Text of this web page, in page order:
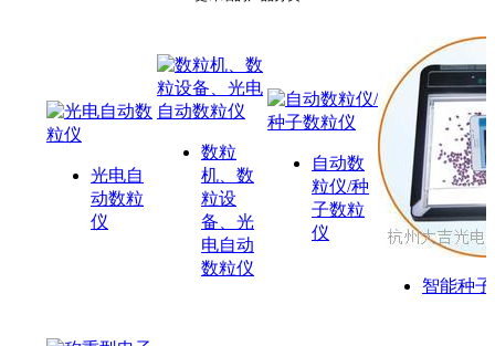
光电自
动数粒
仪
数粒
机、数
粒设
备、光
电自动
数粒仪
自动数
粒仪/种
子数粒
仪
智能种